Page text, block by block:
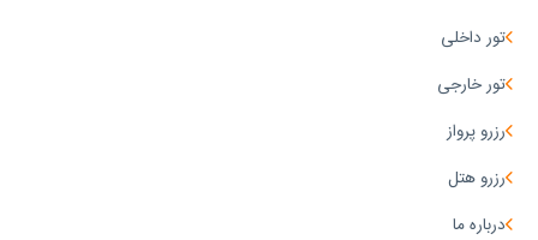
تور داخلی
تور خارجی
رزرو پرواز
رزرو هتل
درباره ما